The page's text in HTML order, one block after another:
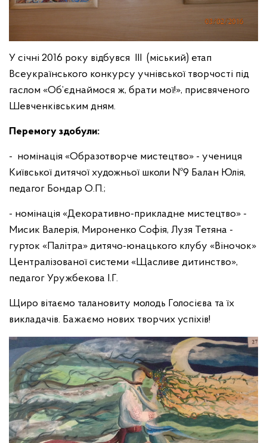
У січні 2016 року відбувся ІІІ (міський) етап
Всеукраїнського конкурсу учнівської творчості під
гаслом «Об’єднаймося ж, брати мої!», присвяченого
Шевченківським дням.
Перемогу здобули:
- номінація «Образотворче мистецтво» - учениця
Київської дитячої художньої школи №9 Балан Юлія,
педагог Бондар О.П.;
- номінація «Декоративно-прикладне мистецтво» -
Мисик Валерія, Мироненко Софія, Лузя Тетяна -
гурток «Палітра» дитячо-юнацького клубу «Віночок»
Централізованої системи «Щасливе дитинство»,
педагог Уружбекова І.Г.
Щиро вітаємо талановиту молодь Голосієва та їх
викладачів. Бажаємо нових творчих успіхів!